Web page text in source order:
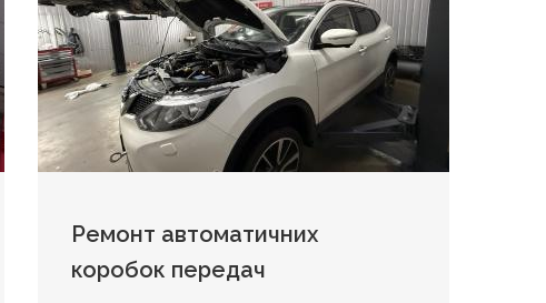
Ремонт автоматичних
коробок передач